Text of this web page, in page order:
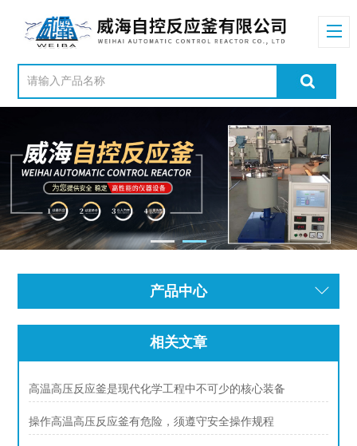
产品中心
相关文章
高温高压反应釜是现代化学工程中不可少的核心装备
操作高温高压反应釜有危险，须遵守安全操作规程